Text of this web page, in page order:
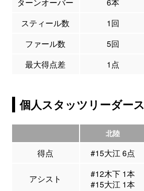
スティール数
1回
ファール数
5回
最大得点差
1点
個人スタッツリーダース
北陸
得点 #15大江 6点
アシスト
#12木下 1本
#15大江 1本